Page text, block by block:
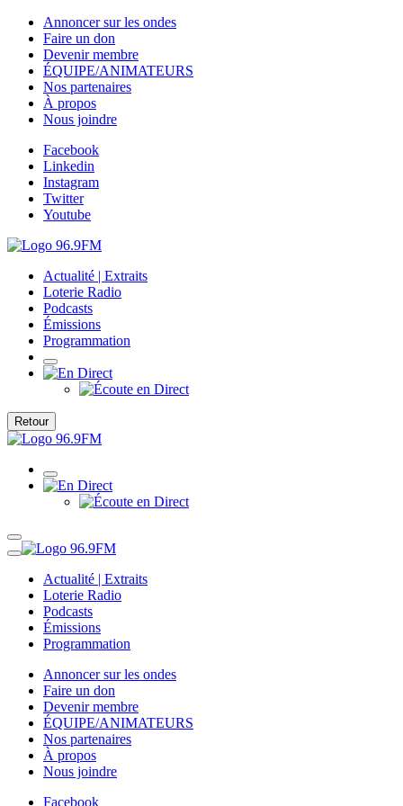
Annoncer sur les ondes
Faire un don
Devenir membre
ÉQUIPE/ANIMATEURS
Nos partenaires
À propos
Nous joindre
Facebook
Linkedin
Instagram
Twitter
Youtube
Actualité | Extraits
Loterie Radio
Podcasts
Émissions
Programmation
Retour
Actualité | Extraits
Loterie Radio
Podcasts
Émissions
Programmation
Annoncer sur les ondes
Faire un don
Devenir membre
ÉQUIPE/ANIMATEURS
Nos partenaires
À propos
Nous joindre
Facebook